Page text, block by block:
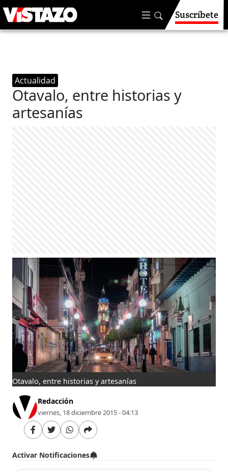
Suscríbete
Actualidad
Otavalo, entre historias y
artesanías
Otavalo, entre historias y artesanías
Redacción
viernes, 18 diciembre 2015 - 04:13
Activar Notificaciones